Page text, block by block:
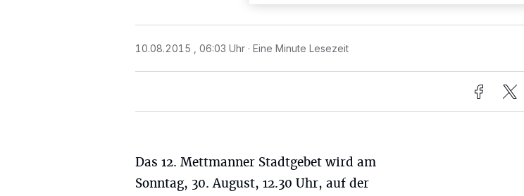
10.08.2015 , 06:03 Uhr Eine Minute Lesezeit
Das 12. Mettmanner Stadtgebet wird am
Sonntag, 30. August, 12.30 Uhr, auf der